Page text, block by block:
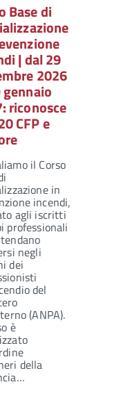
Base di
| dal 29
2026
riconosce
CFP e
il Corso
in
incendi,
agli iscritti
professionali
negli
dei
del
(ANPA).
è
della